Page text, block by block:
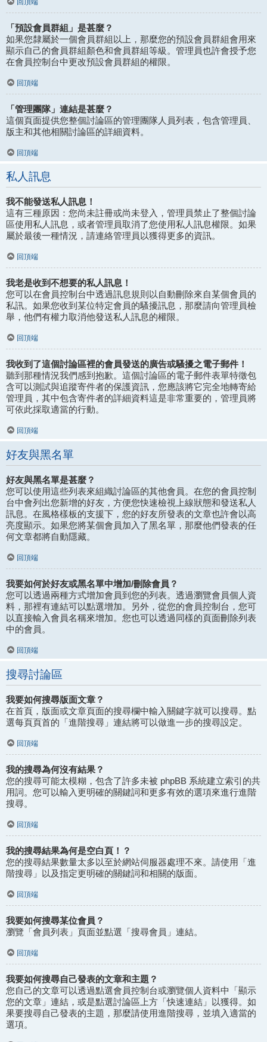
「預設會員群組」是甚麼？
如果您隸屬於一個會員群組以上，那麼您的預設會員群組會用來
顯示自己的會員群組顏色和會員群組等級。管理員也許會授予您
在會員控制台中更改預設會員群組的權限。
回頂端
「管理團隊」連結是甚麼？
這個頁面提供您整個討論區的管理團隊人員列表，包含管理員、
版主和其他相關討論區的詳細資料。
回頂端
私人訊息
我不能發送私人訊息！
這有三種原因：您尚未註冊或尚未登入，管理員禁止了整個討論
區使用私人訊息，或者管理員取消了您使用私人訊息權限。如果
屬於最後一種情況，請連絡管理員以獲得更多的資訊。
回頂端
我老是收到不想要的私人訊息！
您可以在會員控制台中透過訊息規則以自動刪除來自某個會員的
私訊。如果您收到某位特定會員的騷擾訊息，那麼請向管理員檢
舉，他們有權力取消他發送私人訊息的權限。
回頂端
我收到了這個討論區裡的會員發送的廣告或騷擾之電子郵件！
聽到那種情況我們感到抱歉。這個討論區的電子郵件表單特徵包
含可以測試與追蹤寄件者的保護資訊，您應該將它完全地轉寄給
管理員，其中包含寄件者的詳細資料這是非常重要的，管理員將
可依此採取適當的行動。
回頂端
好友與黑名單
好友與黑名單是甚麼？
您可以使用這些列表來組織討論區的其他會員。在您的會員控制
台中會列出您新增的好友，方便您快速檢視上線狀態和發送私人
訊息。在風格樣板的支援下，您的好友所發表的文章也許會以高
亮度顯示。如果您將某個會員加入了黑名單，那麼他們發表的任
何文章都將自動隱藏。
回頂端
我要如何於好友或黑名單中增加/刪除會員？
您可以透過兩種方式增加會員到您的列表。透過瀏覽會員個人資
料，那裡有連結可以點選增加。另外，從您的會員控制台，您可
以直接輸入會員名稱來增加。您也可以透過同樣的頁面刪除列表
中的會員。
回頂端
搜尋討論區
我要如何搜尋版面文章？
在首頁，版面或文章頁面的搜尋欄中輸入關鍵字就可以搜尋。點
選每頁頁首的「進階搜尋」連結將可以做進一步的搜尋設定。
回頂端
我的搜尋為何沒有結果？
您的搜尋可能太模糊，包含了許多未被 phpBB 系統建立索引的共
用詞。您可以輸入更明確的關鍵詞和更多有效的選項來進行進階
搜尋。
回頂端
我的搜尋結果為何是空白頁！？
您的搜尋結果數量太多以至於網站伺服器處理不來。請使用「進
階搜尋」以及指定更明確的關鍵詞和相關的版面。
回頂端
我要如何搜尋某位會員？
瀏覽「會員列表」頁面並點選「搜尋會員」連結。
回頂端
我要如何搜尋自己發表的文章和主題？
您自己的文章可以透過點選會員控制台或瀏覽個人資料中「顯示
您的文章」連結，或是點選討論區上方「快速連結」以獲得。如
果要搜尋自己發表的主題，那麼請使用進階搜尋，並填入適當的
選項。